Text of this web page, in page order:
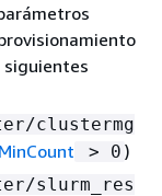
siguientes
clustermg
MinCount > 0 )
slurm_res